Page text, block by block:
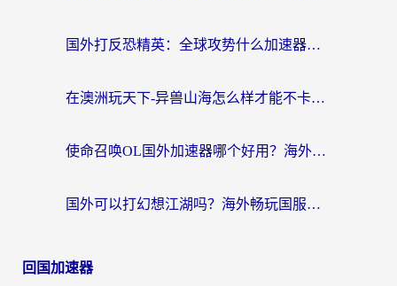
国外打反恐精英：全球攻势什么加速器好用？2026海外玩家国服游戏加速终极指南
在澳洲玩天下-异兽山海怎么样才能不卡？一份给南半球玩家的自救指南
使命召唤OL国外加速器哪个好用？海外玩家亲测的国服游戏加速终极指南
国外可以打幻想江湖吗？海外畅玩国服游戏的终极指南
回国加速器